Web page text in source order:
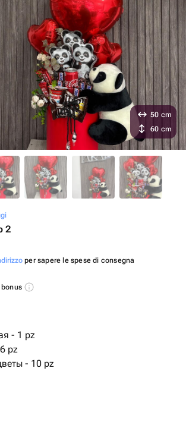
2
per sapere le spese di consegna
- 1 pz
pz
- 10 pz
50 cm
60 cm